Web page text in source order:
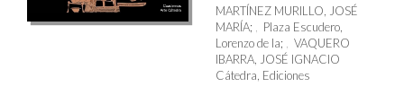
MARTÍNEZ MURILLO, JOSÉ
MARÍA;
Plaza Escudero,
Lorenzo de la;
VAQUERO
IBARRA, JOSÉ IGNACIO
Cátedra, Ediciones